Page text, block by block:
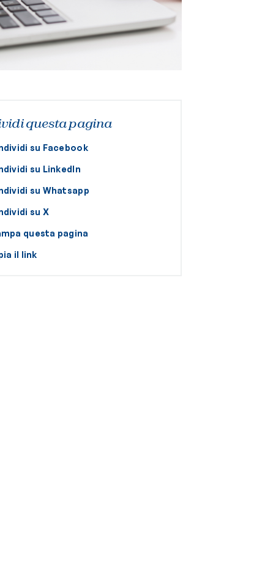
questa pagina
su Facebook
su LinkedIn
su Whatsapp
su X
questa pagina
il link